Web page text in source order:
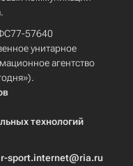
57640
унитарное
агентство
технологий
r-sport.internet@ria.ru